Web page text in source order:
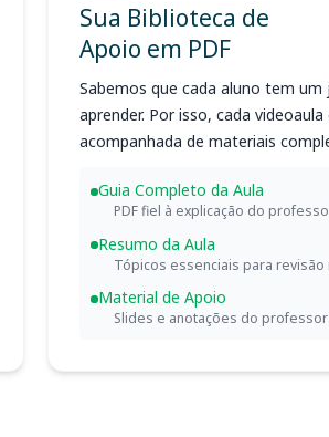
Sua Biblioteca de
Apoio em PDF
Sabemos que cada aluno tem um
aprender. Por isso, cada videoaula
acompanhada de materiais
Guia Completo da Aula
PDF fiel à explicação do
Resumo da Aula
Tópicos essenciais para revisão
Material de Apoio
Slides e anotações do professor